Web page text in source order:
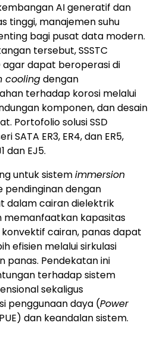
AI generatif dan
tinggi, manajemen suhu
bagi pusat data modern.
tersebut, SSSTC
agar dapat beroperasi di
coolingdengan
terhadap korosi melalui
komponen, dan desain
Portofolio solusi SSD
SATA ER3, ER4, dan ER5,
dan EJ5.
untuk sistemimmersion
pendinginan dengan
dalam cairan dielektrik
memanfaatkan kapasitas
cairan, panas dapat
efisien melalui sirkulasi
panas. Pendekatan ini
terhadap sistem
sekaligus
penggunaan daya (Power
dan keandalan sistem.